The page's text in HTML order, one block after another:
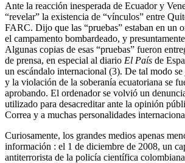
Ante la reacción inesperada de Ecuador y
“revelar” la existencia de “vínculos” entre
FARC. Dijo que las “pruebas” estaban en un
el campamento bombardeado, y
Algunas copias de esas “pruebas” fueron
de prensa, en especial al diario El País de
un escándalo internacional (3). De tal modo
y la violación de la soberanía ecuatoriana se
aprobando. El ordenador se volvió un
utilizado para desacreditar ante la opinión
Correa y a muchas personalidades
Curiosamente, los grandes medios apenas
información : el 1 de diciembre de 2008, un
antiterrorista de la policía científica